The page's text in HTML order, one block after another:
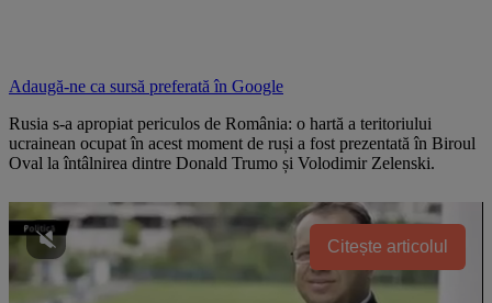
Adaugă-ne ca sursă preferată în Google
Rusia s-a apropiat periculos de România: o hartă a teritoriului
ucrainean ocupat în acest moment de ruși a fost prezentată în Biroul
Oval la întâlnirea dintre Donald Trumo și Volodimir Zelenski.
Citește articolul